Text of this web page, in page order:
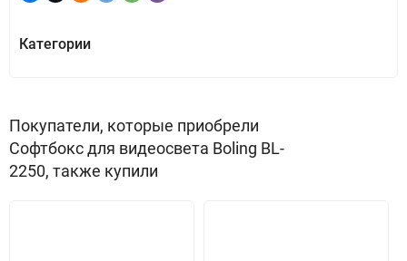
Категории
Покупатели, которые приобрели
Софтбокс для видеосвета Boling BL-
2250, также купили